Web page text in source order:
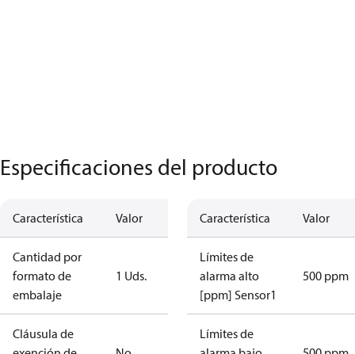
Especificaciones del producto
Característica Valor
Cantidad por
formato de
embalaje
1 Uds.
Cláusula de
Característica Valor
Límites de
alarma alto
[ppm] Sensor1
500 ppm
Límites de